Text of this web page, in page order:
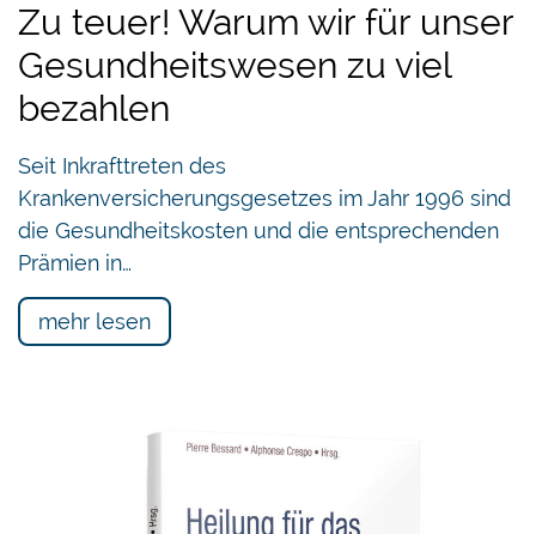
Zu teuer! Warum wir für unser
Gesundheitswesen zu viel
bezahlen
Seit Inkrafttreten des
Krankenversicherungsgesetzes im Jahr 1996 sind
die Gesundheitskosten und die entsprechenden
Prämien in…
mehr lesen